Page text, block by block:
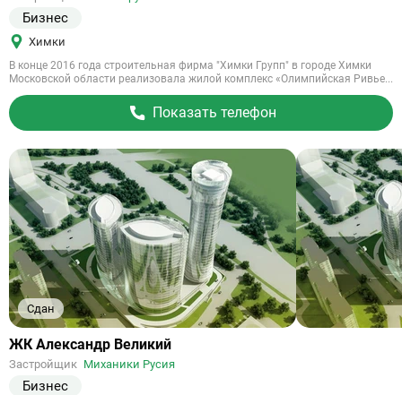
Бизнес
Химки
В конце 2016 года строительная фирма "Химки Групп" в городе Химки
Московской области реализовала жилой комплекс «Олимпийская Ривье...
Показать телефон
Сдан
Ссылка
объект
ЖК Александр Великий
Застройщик Миханики Русия
Бизнес